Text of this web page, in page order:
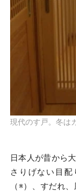
現代のす戸。冬
日本人が昔から
さりげない目
（※）、すだれ